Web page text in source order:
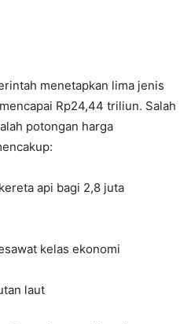
menetapkan lima jenis
Rp24,44 triliun. Salah
potongan harga
api bagi 2,8 juta
kelas ekonomi
laut